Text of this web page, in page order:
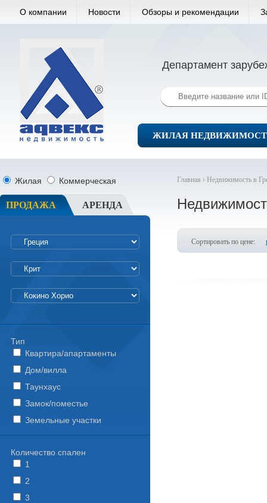
О компании Новости Обзоры и рекомендации
Департамент
ЖИЛАЯ
Главная › Недвижимость в
Сортировать по цене:
Жилая Коммерческая
ПРОДАЖА АРЕНДА
Тип
Квартира/апартаменты
Дом/вилла
Таунхаус
Замок/поместье
Земельные участки
Количество спален
1
2
3